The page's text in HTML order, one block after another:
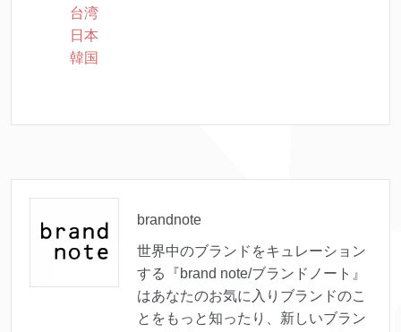
台湾
日本
韓国
brandnote
世界中のブランドをキュレーション
する『brand note/ブランドノート』
はあなたのお気に入りブランドのこ
とをもっと知ったり、新しいブラン